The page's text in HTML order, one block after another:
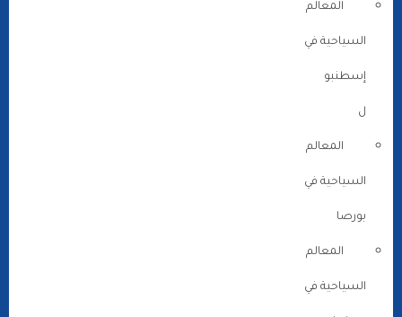
المعالم
السياحية في
إسطنبو
ل
المعالم
السياحية في
بورصا
المعالم
السياحية في